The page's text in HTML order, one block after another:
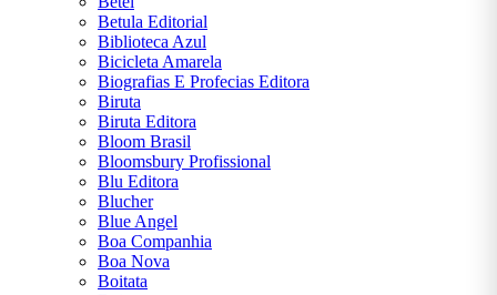
Betula Editorial
Biblioteca Azul
Bicicleta Amarela
Biografias E Profecias Editora
Biruta
Biruta Editora
Bloom Brasil
Bloomsbury Profissional
Blu Editora
Blucher
Blue Angel
Boa Companhia
Boa Nova
Boitata